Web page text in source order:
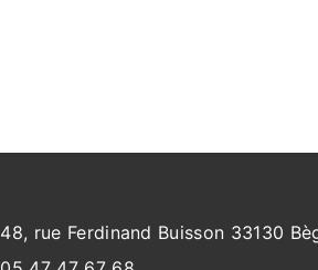
48, rue Ferdinand Buisson 33130